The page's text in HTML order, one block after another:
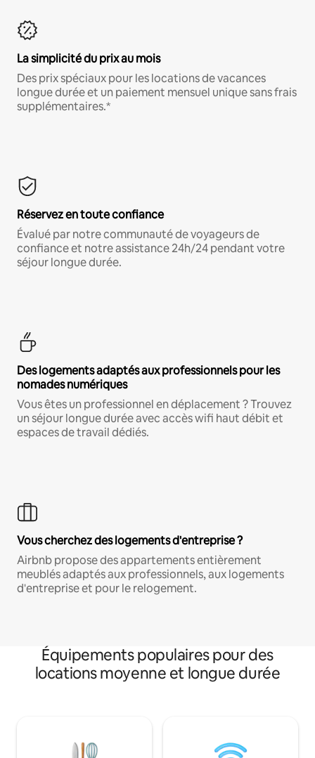
La simplicité du prix au mois
Des prix spéciaux pour les locations de vacances
longue durée et un paiement mensuel unique sans frais
supplémentaires.*
Réservez en toute confiance
Évalué par notre communauté de voyageurs de
confiance et notre assistance 24h/24 pendant votre
séjour longue durée.
Des logements adaptés aux professionnels pour les
nomades numériques
Vous êtes un professionnel en déplacement ? Trouvez
un séjour longue durée avec accès wifi haut débit et
espaces de travail dédiés.
Vous cherchez des logements d'entreprise ?
Airbnb propose des appartements entièrement
meublés adaptés aux professionnels, aux logements
d'entreprise et pour le relogement.
Équipements populaires pour des
locations moyenne et longue durée